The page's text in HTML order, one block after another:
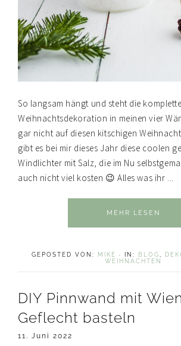
So langsam hängt und steht die komplette
Weihnachtsdekoration in meinen vier
gar nicht auf diesen kitschigen
gibt es bei mir dieses Jahr diese coolen
Windlichter mit Salz, die im Nu
auch nicht viel kosten 😉 Alles was ihr ...
MEHR LESEN
GEPOSTED VON: MIKE · IN: BLOG
WEIHNACHTEN
DIY Pinnwand mit
Geflecht basteln
11. Juni 2022